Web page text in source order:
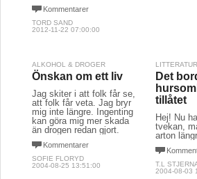
Kommentarer
TORD SAND
2012-11-22 07:00:00
ALKOHOL & DROGER
Önskan om ett liv
Jag skiter i att folk får se,
att folk får veta. Jag bryr
mig inte längre. Ingenting
kan göra mig mer skada
än drogen redan gjort.
Kommentarer
SOFIE FLORYD
2004-08-25 13:51:00
Det
tillåtet
Hej! Nu
tvekan,
arton
T.L
2004-08-03